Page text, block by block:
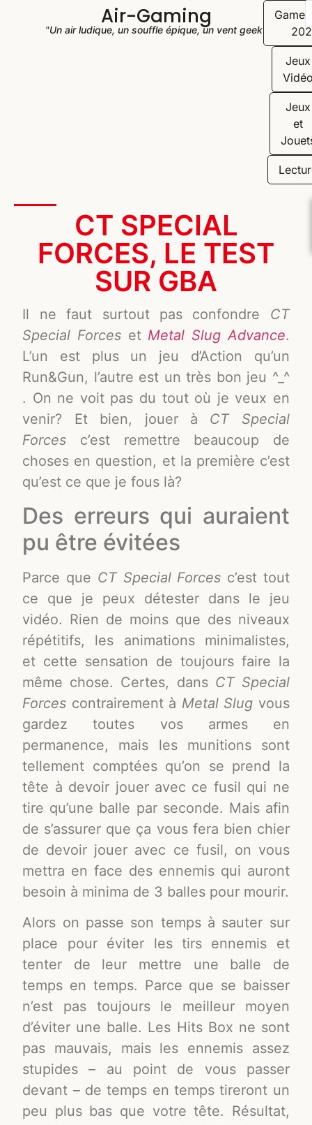
Air-Gaming
"Un air ludique, un souffle épique, un vent geek"
Jeux
Jeux
et
CT SPECIAL
FORCES, LE TEST
SUR GBA
Il ne faut surtout pas confondre CT
Special Forces et Metal Slug Advance.
L’un est plus un jeu d’Action qu’un
Run&Gun, l’autre est un très bon jeu ^_^
. On ne voit pas du tout où je veux en
venir? Et bien, jouer à CT Special
Forces c’est remettre beaucoup de
choses en question, et la première c’est
qu’est ce que je fous là?
Des erreurs qui auraient
pu être évitées
Parce que CT Special Forces c’est tout
ce que je peux détester dans le jeu
vidéo. Rien de moins que des niveaux
répétitifs, les animations minimalistes,
et cette sensation de toujours faire la
même chose. Certes, dans CT Special
Forces contrairement à Metal Slug vous
gardez toutes vos armes en
permanence, mais les munitions sont
tellement comptées qu’on se prend la
tête à devoir jouer avec ce fusil qui ne
tire qu’une balle par seconde. Mais afin
de s’assurer que ça vous fera bien chier
de devoir jouer avec ce fusil, on vous
mettra en face des ennemis qui auront
besoin à minima de 3 balles pour mourir.
Alors on passe son temps à sauter sur
place pour éviter les tirs ennemis et
tenter de leur mettre une balle de
temps en temps. Parce que se baisser
n’est pas toujours le meilleur moyen
d’éviter une balle. Les Hits Box ne sont
pas mauvais, mais les ennemis assez
stupides – au point de vous passer
devant – de temps en temps tireront un
peu plus bas que votre tête. Résultat,